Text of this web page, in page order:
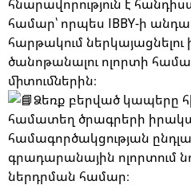
հնարավորություն է
համար՝ որպես IBBY-ի
հարթակում ներկայացնելու
ծանոթանալու ոլորտի
միտումներին։
Ձեռք բերված կապերը
համատեղ ծրագրերի
համագործակցության
գրադարանային ոլորտում
ներդրման համար։